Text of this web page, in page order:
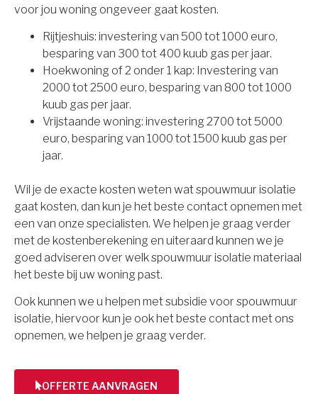
voor jou woning ongeveer gaat kosten.
Rijtjeshuis: investering van 500 tot 1000 euro,
besparing van 300 tot 400 kuub gas per jaar.
Hoekwoning of 2 onder 1 kap: Investering van
2000 tot 2500 euro, besparing van 800 tot 1000
kuub gas per jaar.
Vrijstaande woning: investering 2700 tot 5000
euro, besparing van 1000 tot 1500 kuub gas per
jaar.
Wil je de exacte kosten weten wat spouwmuur isolatie
gaat kosten, dan kun je het beste contact opnemen met
een van onze specialisten. We helpen je graag verder
met de kostenberekening en uiteraard kunnen we je
goed adviseren over welk spouwmuur isolatie materiaal
het beste bij uw woning past.
Ook kunnen we u helpen met subsidie voor spouwmuur
isolatie, hiervoor kun je ook het beste contact met ons
opnemen, we helpen je graag verder.
OFFERTE AANVRAGEN